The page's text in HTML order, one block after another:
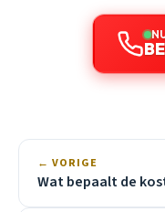
← VORIGE
Wat bepaalt de